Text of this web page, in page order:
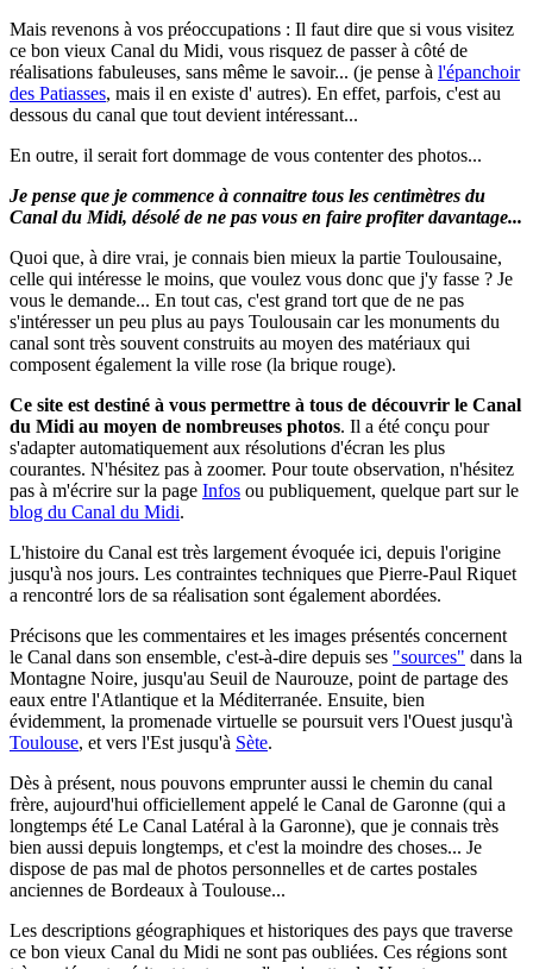
Mais revenons à vos préoccupations : Il faut dire que si vous visitez
ce bon vieux Canal du Midi, vous risquez de passer à côté de
réalisations fabuleuses, sans même le savoir... (je pense à l'épanchoir
des Patiasses, mais il en existe d' autres). En effet, parfois, c'est au
dessous du canal que tout devient intéressant...
En outre, il serait fort dommage de vous contenter des photos...
Je pense que je commence à connaitre tous les centimètres du
Canal du Midi, désolé de ne pas vous en faire profiter davantage...
Quoi que, à dire vrai, je connais bien mieux la partie Toulousaine,
celle qui intéresse le moins, que voulez vous donc que j'y fasse ? Je
vous le demande... En tout cas, c'est grand tort que de ne pas
s'intéresser un peu plus au pays Toulousain car les monuments du
canal sont très souvent construits au moyen des matériaux qui
composent également la ville rose (la brique rouge).
Ce site est destiné à vous permettre à tous de découvrir le Canal
du Midi au moyen de nombreuses photos. Il a été conçu pour
s'adapter automatiquement aux résolutions d'écran les plus
courantes. N'hésitez pas à zoomer. Pour toute observation, n'hésitez
pas à m'écrire sur la page Infos ou publiquement, quelque part sur le
blog du Canal du Midi.
L'histoire du Canal est très largement évoquée ici, depuis l'origine
jusqu'à nos jours. Les contraintes techniques que Pierre-Paul Riquet
a rencontré lors de sa réalisation sont également abordées.
Précisons que les commentaires et les images présentés concernent
le Canal dans son ensemble, c'est-à-dire depuis ses "sources" dans la
Montagne Noire, jusqu'au Seuil de Naurouze, point de partage des
eaux entre l'Atlantique et la Méditerranée. Ensuite, bien
évidemment, la promenade virtuelle se poursuit vers l'Ouest jusqu'à
Toulouse, et vers l'Est jusqu'à Sète.
Dès à présent, nous pouvons emprunter aussi le chemin du canal
frère, aujourd'hui officiellement appelé le Canal de Garonne (qui a
longtemps été Le Canal Latéral à la Garonne), que je connais très
bien aussi depuis longtemps, et c'est la moindre des choses... Je
dispose de pas mal de photos personnelles et de cartes postales
anciennes de Bordeaux à Toulouse...
Les descriptions géographiques et historiques des pays que traverse
ce bon vieux Canal du Midi ne sont pas oubliées. Ces régions sont